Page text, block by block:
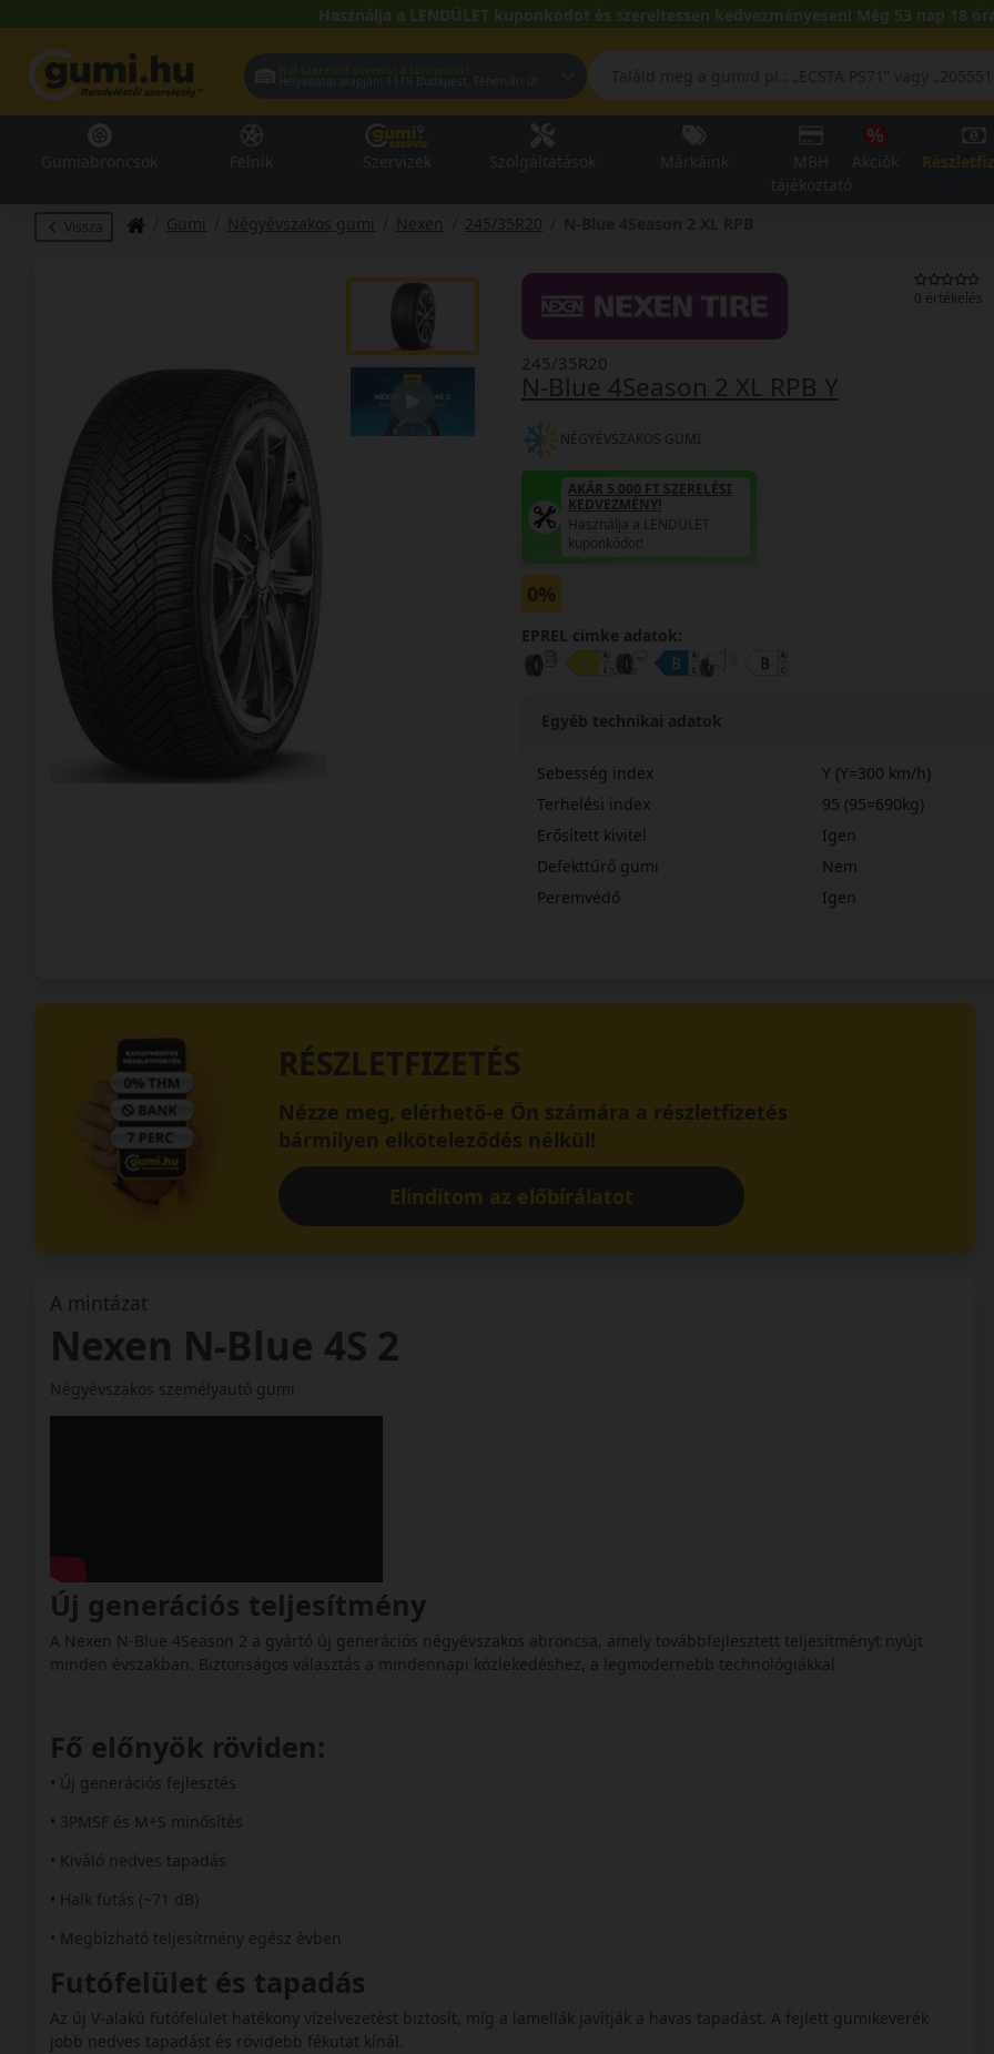
Használja a LENDÜLET kuponkódot és szereltessen kedvezményesen! Még 53 nap 18
Vissza Gumi Négyévszakos gumi Nexen 245/35R20
0 értékelés
N-Blue 4Season 2 XL RPB Y
245/35R20
NÉGYÉVSZAKOS GUMI
AKÁR 5.000 FT SZERELÉSI
KEDVEZMÉNY!
Használja a LENDÜLET
kuponkódot!
0%
EPREL cimke adatok:
Egyéb technikai adatok
Sebesség index
Y (Y=300 km/h)
Terhelési index
95 (95=690kg)
Erősített kivitel
Igen
Defekttűrő gumi
Nem
Peremvédő
Igen
RÉSZLETFIZETÉS
Nézze meg, elérhető-e Ön számára a részletfizetés
bármilyen elköteleződés nélkül!
Elindítom az előbírálatot
A mintázat
Nexen N-Blue 4S 2
Négyévszakos személyautó gumi
Új generációs teljesítmény
A Nexen N-Blue 4Season 2 a gyártó új generációs négyévszakos abroncsa, amely továbbfejlesztett teljesítményt nyújt
minden évszakban. Biztonságos választás a mindennapi közlekedéshez, a legmodernebb technológiákkal.
Fő előnyök röviden:
• Új generációs fejlesztés
• 3PMSF és M+S minősítés
• Kiváló nedves tapadás
• Halk futás (~71 dB)
• Megbízható teljesítmény egész évben
Futófelület és tapadás
Az új V-alakú futófelület hatékony vízelvezetést biztosít, míg a lamellák javítják a havas tapadást. A fejlett gumikeverék
jobb nedves tapadást és rövidebb fékutat kínál.